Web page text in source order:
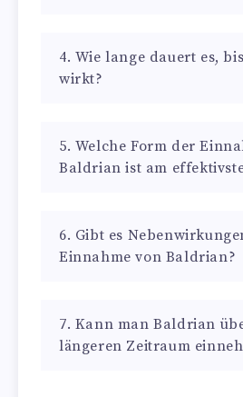
4. Wie lange dauert es,
wirkt?
5. Welche Form der
Baldrian ist am
6. Gibt es
Einnahme von Baldrian?
7. Kann man Baldrian
längeren Zeitraum